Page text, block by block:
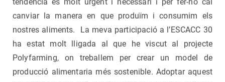
tendència es molt urgent i necessari i per fer-ho cal
canviar la manera en que produïm i consumim els
nostres aliments. La meva participació a l’ESCACC 30
ha estat molt lligada al que he viscut al projecte
Polyfarming, on treballem per crear un model de
producció alimentaria més sostenible. Adoptar aquest